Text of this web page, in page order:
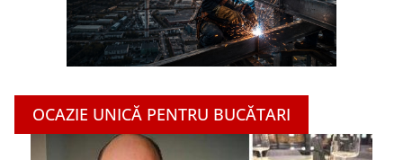
OCAZIE UNICĂ PENTRU BUCĂTARI